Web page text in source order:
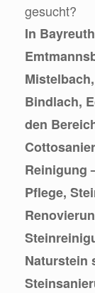
gesucht?
In
Bindlach,
den
Reinigung
Pflege,
Naturstein